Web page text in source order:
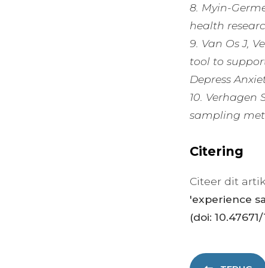
8. Myin-
health
9. Van Os J,
tool to
Depress
10. Verhagen
sampling
Citering
Citeer dit
'experience
(doi: